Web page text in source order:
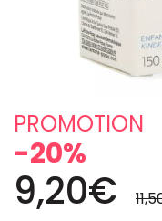
PROMOTION
-20%
9,20€